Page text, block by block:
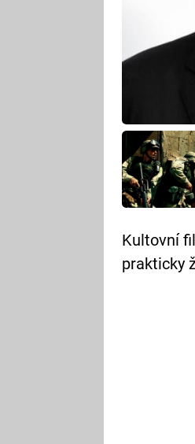
Kultovní
prakticky